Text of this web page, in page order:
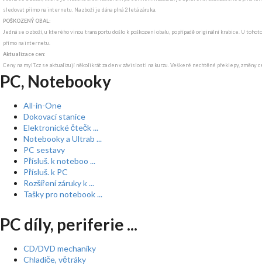
sledovat přímo na internetu. Na zboží je dána plná 2 letá záruka.
POŠKOZENÝ OBAL:
Jedná se o zboží, u kterého vinou transportu došlo k poškození obalu, popřípadě originální krabice. U
přímo na internetu.
Aktualizace cen:
Ceny na myIT.cz se aktualizují několikrát za den v závislosti na kurzu. Veškeré nechtěné překlepy, změny
PC, Notebooky
All-in-One
Dokovací stanice
Elektronické čtečk ...
Notebooky a Ultrab ...
PC sestavy
Přísluš. k noteboo ...
Přísluš. k PC
Rozšíření záruky k ...
Tašky pro notebook ...
PC díly, periferie ...
CD/DVD mechaniky
Chladiče, větráky